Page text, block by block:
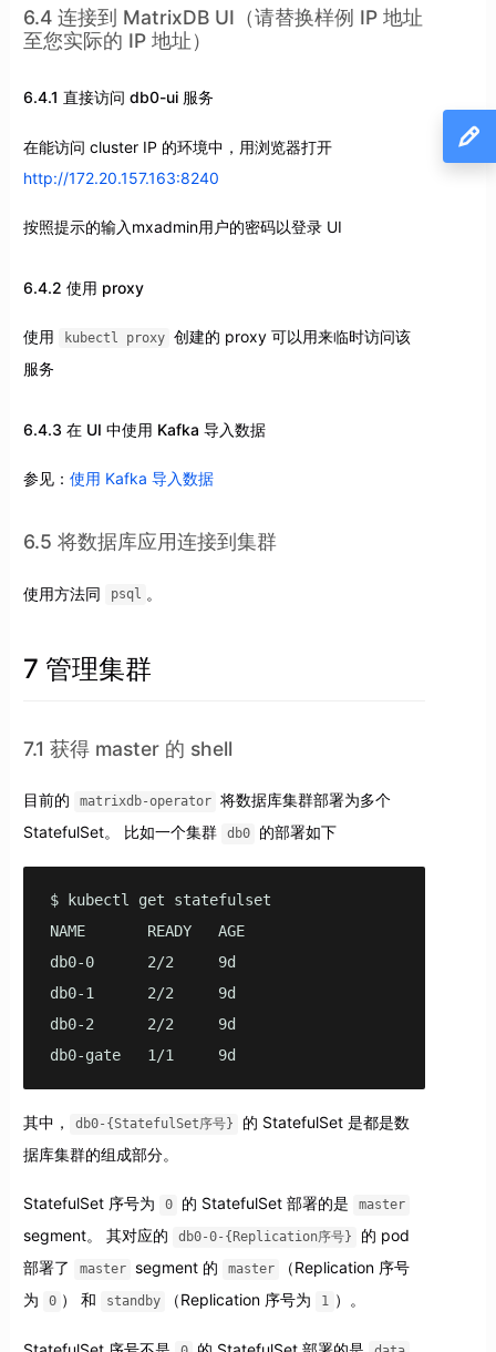
6.4 连接到 MatrixDB UI（请替换样例 IP 地址
至您实际的 IP 地址）
6.4.1 直接访问 db0-ui 服务
在能访问 cluster IP 的环境中，用浏览器打开
http://172.20.157.163:8240
按照提示的输入mxadmin用户的密码以登录 UI
6.4.2 使用 proxy
使用 kubectl proxy
创建的 proxy 可以用来临时访问该
服务
6.4.3 在 UI 中使用 Kafka 导入数据
参见： 使用 Kafka 导入数据
6.5 将数据库应用连接到集群
使用方法同 psql 。
7 管理集群
7.1 获得 master 的 shell
目前的 matrixdb-operator
将数据库集群部署为多个
StatefulSet。 比如一个集群
db0 的部署如下
$ kubectl get statefulset
NAME       READY   AGE
db0-0      2/2     9d
db0-1      2/2     9d
db0-2      2/2     9d
db0-gate   1/1     9d
其中， db0-{StatefulSet序号}
的 StatefulSet 是都是数
据库集群的组成部分。
StatefulSet 序号为 0 的 StatefulSet 部署的是 master
segment。 其对应的 db0-0-{Replication序号}
的 pod
部署了
master segment 的 master
（Replication 序号
为
0 ） 和 standby （Replication 序号为 1 ）。